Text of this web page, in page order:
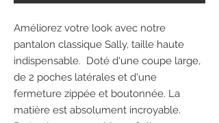
Améliorez votre look avec notre
pantalon classique Sally, taille haute
indispensable. Doté d'une coupe large,
de 2 poches latérales et d'une
fermeture zippée et boutonnée. La
matière est absolument incroyable.